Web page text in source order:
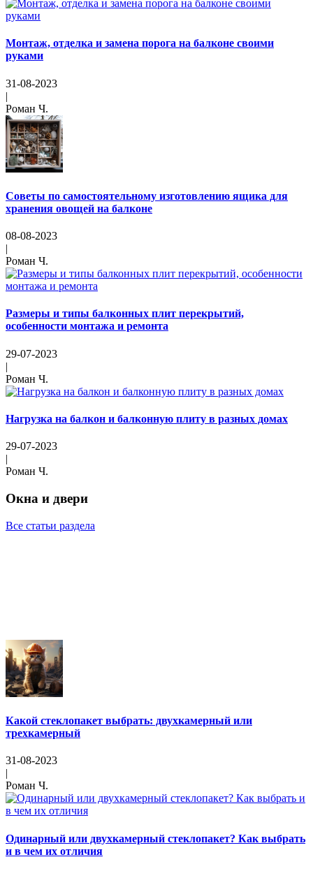
Монтаж, отделка и замена порога на балконе своими
руками
31-08-2023
|
Роман Ч.
Советы по самостоятельному изготовлению ящика для
хранения овощей на балконе
08-08-2023
|
Роман Ч.
Размеры и типы балконных плит перекрытий,
особенности монтажа и ремонта
29-07-2023
|
Роман Ч.
Нагрузка на балкон и балконную плиту в разных домах
29-07-2023
|
Роман Ч.
Окна и двери
Все статьи раздела
Какой стеклопакет выбрать: двухкамерный или
трехкамерный
31-08-2023
|
Роман Ч.
Одинарный или двухкамерный стеклопакет? Как выбрать
и в чем их отличия